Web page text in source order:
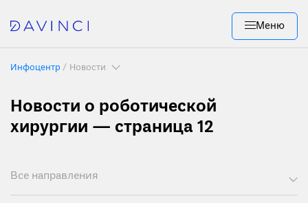
Меню
Инфоцентр Новости
Новости о роботической
хирургии — страница 12
Все направления